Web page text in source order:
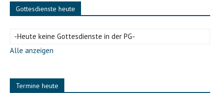
Gottesdienste heute
-Heute keine Gottesdienste in der PG-
Alle anzeigen
Termine heute